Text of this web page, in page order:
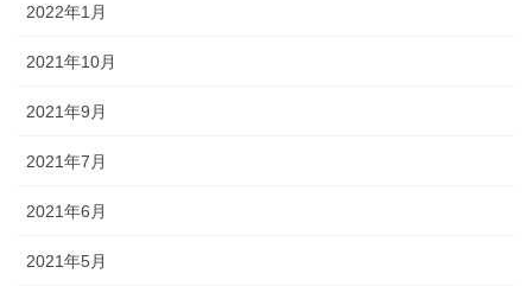
2022年1月
2021年10月
2021年9月
2021年7月
2021年6月
2021年5月